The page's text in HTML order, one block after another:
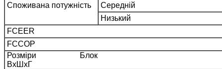
Споживана потужність
Середній
Низький
FCEER
FCCOP
Розміри
ВхШхГ